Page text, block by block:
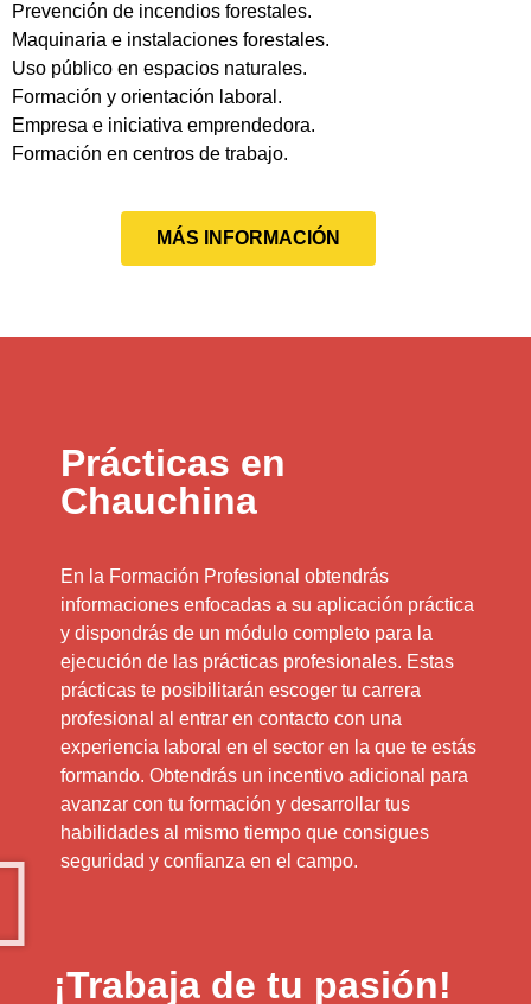
Prevención de incendios forestales.
Maquinaria e instalaciones forestales.
Uso público en espacios naturales.
Formación y orientación laboral.
Empresa e iniciativa emprendedora.
Formación en centros de trabajo.
MÁS INFORMACIÓN
Prácticas en
Chauchina
En la Formación Profesional obtendrás
informaciones enfocadas a su aplicación práctica
y dispondrás de un módulo completo para la
ejecución de las prácticas profesionales. Estas
prácticas te posibilitarán escoger tu carrera
profesional al entrar en contacto con una
experiencia laboral en el sector en la que te estás
formando. Obtendrás un incentivo adicional para
avanzar con tu formación y desarrollar tus
habilidades al mismo tiempo que consigues
seguridad y confianza en el campo.
¡Trabaja de tu pasión!